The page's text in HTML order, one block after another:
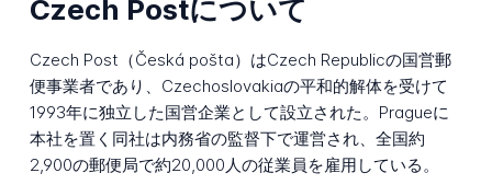
Czech Postについて
Czech Post（Česká pošta）はCzech Republicの国営郵
便事業者であり、Czechoslovakiaの平和的解体を受けて
1993年に独立した国営企業として設立された。Pragueに
本社を置く同社は内務省の監督下で運営され、全国約
2,900の郵便局で約20,000人の従業員を雇用している。